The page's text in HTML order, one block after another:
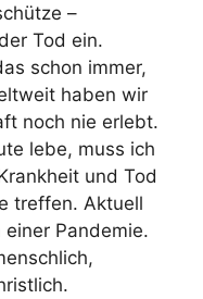
–
Tod ein.
schon immer,
haben wir
noch nie erlebt.
lebe, muss ich
und Tod
treffen. Aktuell
Pandemie.